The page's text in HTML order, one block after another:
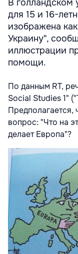
В голландском
для 15 и 16-
изображена
Украину",
иллюстрации
помощи.
По данным RT,
Social Studies 1"
Предполагается,
вопрос: "Что на
делает Европа"?